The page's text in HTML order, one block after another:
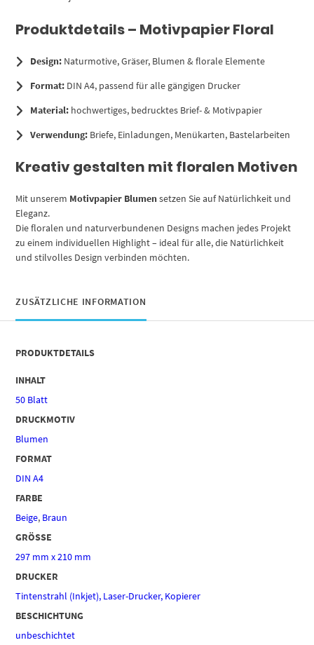
Produktdetails – Motivpapier Floral
Design: Naturmotive, Gräser, Blumen & florale Elemente
Format: DIN A4, passend für alle gängigen Drucker
Material: hochwertiges, bedrucktes Brief- & Motivpapier
Verwendung: Briefe, Einladungen, Menükarten, Bastelarbeiten
Kreativ gestalten mit floralen Motiven
Mit unserem Motivpapier Blumensetzen Sie auf Natürlichkeit und
Eleganz.
Die floralen und naturverbundenen Designs machen jedes Projekt
zu einem individuellen Highlight – ideal für alle, die Natürlichkeit
und stilvolles Design verbinden möchten.
ZUSÄTZLICHE INFORMATION
PRODUKTDETAILS
INHALT
50 Blatt
DRUCKMOTIV
Blumen
FORMAT
DIN A4
FARBE
Beige, Braun
GRÖSSE
297 mm x 210 mm
DRUCKER
Tintenstrahl (Inkjet), Laser-Drucker, Kopierer
BESCHICHTUNG
unbeschichtet